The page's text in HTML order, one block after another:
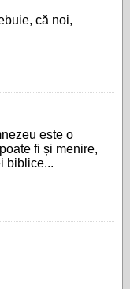
că noi,
este o
fi și menire,
biblice...